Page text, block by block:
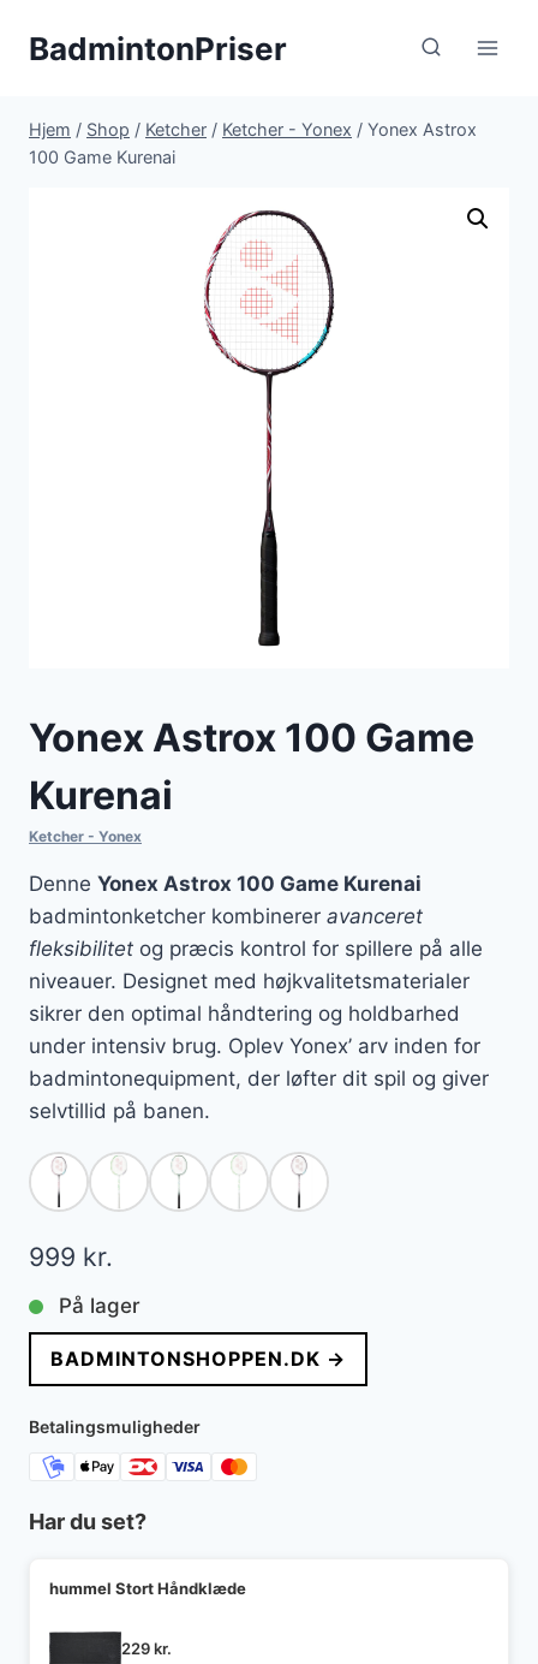
BadmintonPriser
Hjem / Shop / Ketcher / Ketcher - Yonex / Yonex Astrox
100 Game Kurenai
Yonex Astrox 100 Game
Kurenai
Ketcher - Yonex
Denne Yonex Astrox 100 Game Kurenai
badmintonketcher kombinerer avanceret
fleksibilitet og præcis kontrol for spillere på alle
niveauer. Designet med højkvalitetsmaterialer
sikrer den optimal håndtering og holdbarhed
under intensiv brug. Oplev Yonex’ arv inden for
badmintonequipment, der løfter dit spil og giver
selvtillid på banen.
999 kr.
På lager
BADMINTONSHOPPEN.DK →
Betalingsmuligheder
Har du set?
hummel Stort Håndklæde
229kr.